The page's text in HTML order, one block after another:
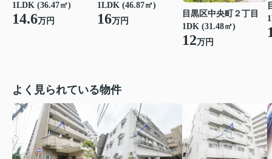
1LDK (36.47㎡)
14.6万円
1LDK (46.87㎡)
16万円
目黒区中央町２丁目
1DK (31.48㎡)
12万円
よく見られている物件